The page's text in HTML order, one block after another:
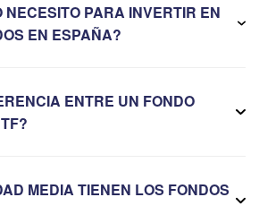
NECESITO PARA INVERTIR EN
EN ESPAÑA?
ENTRE UN FONDO
MEDIA TIENEN LOS FONDOS